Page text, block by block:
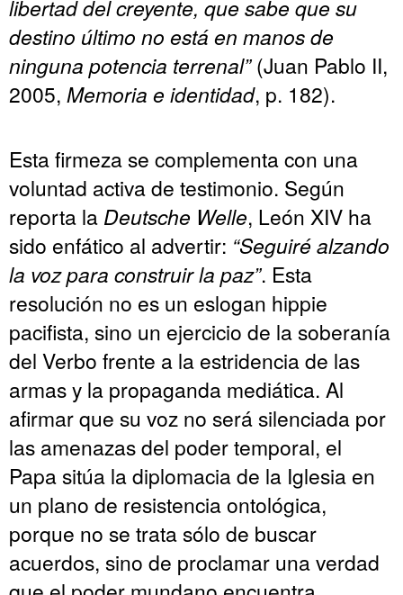
libertad del creyente, que sabe que su
destino último no está en manos de
ninguna potencia terrenal”(Juan Pablo II,
2005, Memoria e identidad, p. 182).
Esta firmeza se complementa con una
voluntad activa de testimonio. Según
reporta la Deutsche Welle, León XIV ha
sido enfático al advertir: “Seguiré alzando
la voz para construir la paz”. Esta
resolución no es un eslogan hippie
pacifista, sino un ejercicio de la soberanía
del Verbo frente a la estridencia de las
armas y la propaganda mediática. Al
afirmar que su voz no será silenciada por
las amenazas del poder temporal, el
Papa sitúa la diplomacia de la Iglesia en
un plano de resistencia ontológica,
porque no se trata sólo de buscar
acuerdos, sino de proclamar una verdad